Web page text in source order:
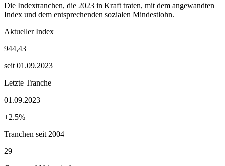
Die Indextranchen, die 2023 in Kraft traten, mit dem angewandten
Index und dem entsprechenden sozialen Mindestlohn.
Aktueller Index
944,43
seit 01.09.2023
Letzte Tranche
01.09.2023
+2.5%
Tranchen seit 2004
29